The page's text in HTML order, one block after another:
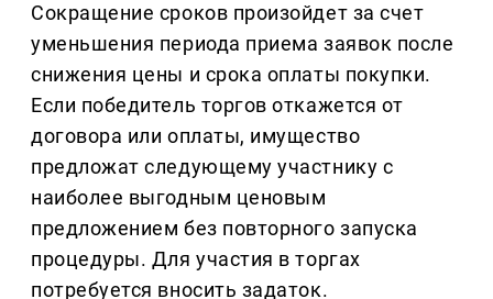
Сокращение сроков произойдет за счет
уменьшения периода приема заявок после
снижения цены и срока оплаты покупки.
Если победитель торгов откажется от
договора или оплаты, имущество
предложат следующему участнику с
наиболее выгодным ценовым
предложением без повторного запуска
процедуры. Для участия в торгах
потребуется вносить задаток.